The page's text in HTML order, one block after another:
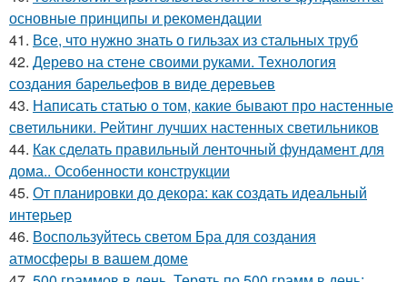
основные принципы и рекомендации
41. Все, что нужно знать о гильзах из стальных труб
42. Дерево на стене своими руками. Технология
создания барельефов в виде деревьев
43. Написать статью о том, какие бывают про настенные
светильники. Рейтинг лучших настенных светильников
44. Как сделать правильный ленточный фундамент для
дома.. Особенности конструкции
45. От планировки до декора: как создать идеальный
интерьер
46. Воспользуйтесь светом Бра для создания
атмосферы в вашем доме